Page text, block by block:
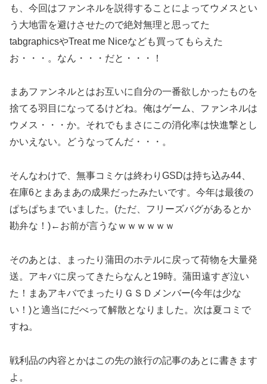
も、今回はファンネルを説得することによってウメスとい
う大地雷を避けさせたので絶対無理と思ってた
tabgraphicsやTreat me Niceなども買ってもらえた
お・・・。なん・・・だと・・・！
まあファンネルとはお互いに自分の一番欲しかったものを
捨てる羽目になってるけどね。俺はゲーム、ファンネルは
ウメス・・・か。それでもまさにこの消化率は快進撃とし
かいえない。どうなってんだ・・・。
そんなわけで、無事コミケは終わりGSDは持ち込み44、
在庫6とまあまあの成果だったみたいです。今年は最後の
ぱちぱちまでいました。(ただ、フリーズバグがあるとか
勘弁な！)←お前が言うなｗｗｗｗｗｗ
そのあとは、まったり蒲田のホテルに戻って荷物を大量発
送。アキバに戻ってきたらなんと19時。蒲田遠すぎ泣い
た！まあアキバでまったりＧＳＤメンバー(今年は少な
い！)と適当にだべって解散となりました。次は夏コミで
すね。
戦利品の内容とかはこの先の旅行の記事のあとに書きます
よ。